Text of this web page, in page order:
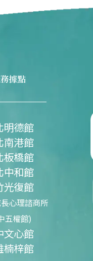
據點
明德館
南港館
板橋館
中和館
光復館
心理諮商所
五權館)
文心館
楠梓館